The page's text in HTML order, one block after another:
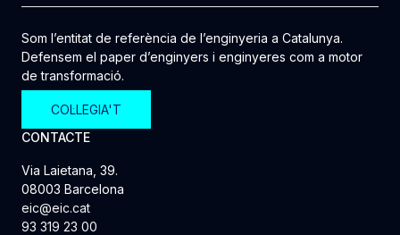
Som l’entitat de referència de l’enginyeria a Catalunya.
Defensem el paper d’enginyers i enginyeres com a motor
de transformació.
COL·LEGIA'T
CONTACTE
Via Laietana, 39.
08003 Barcelona
eic@eic.cat
93 319 23 00